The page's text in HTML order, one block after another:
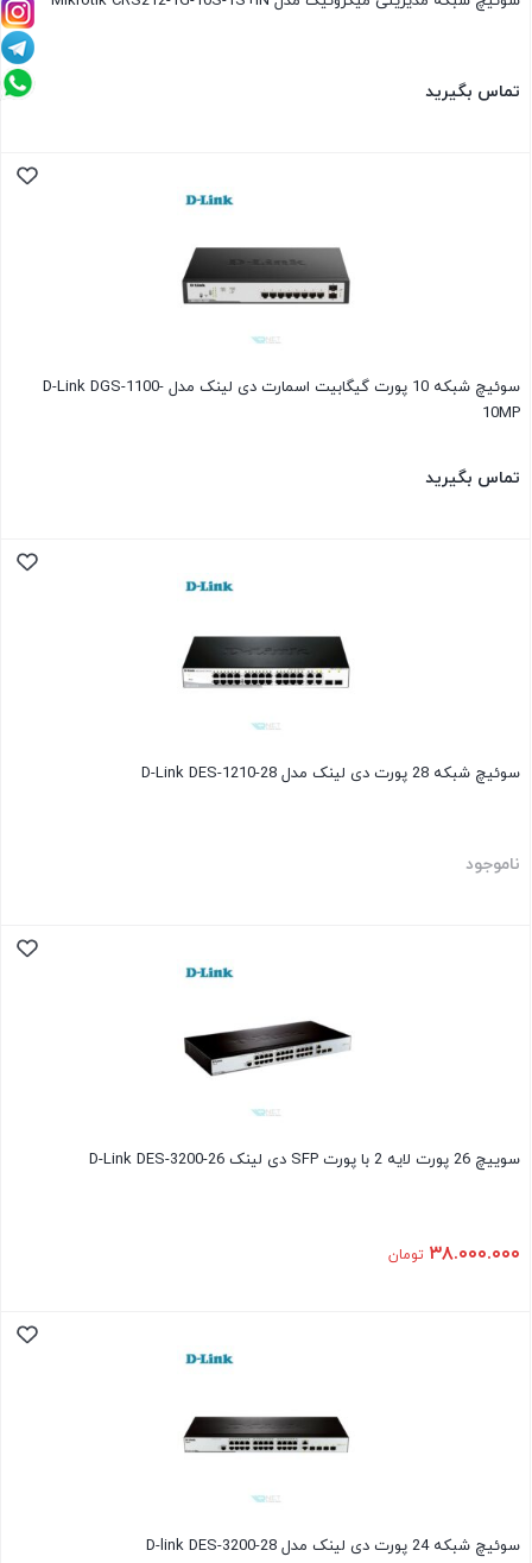
تماس بگیرید
سوئیچ شبکه 10 پورت گیگابیت اسمارت دی لینک مدل D-Link DGS-1100-
10MP
تماس بگیرید
سوئیچ شبکه 28 پورت دی لینک مدل D-Link DES-1210-28
ناموجود
سوییچ 26 پورت لایه 2 با پورت SFP دی لینک D-Link DES-3200-26
۳۸.۰۰۰.۰۰۰ تومان
سوئیچ شبکه 24 پورت دی لینک مدل D-link DES-3200-28